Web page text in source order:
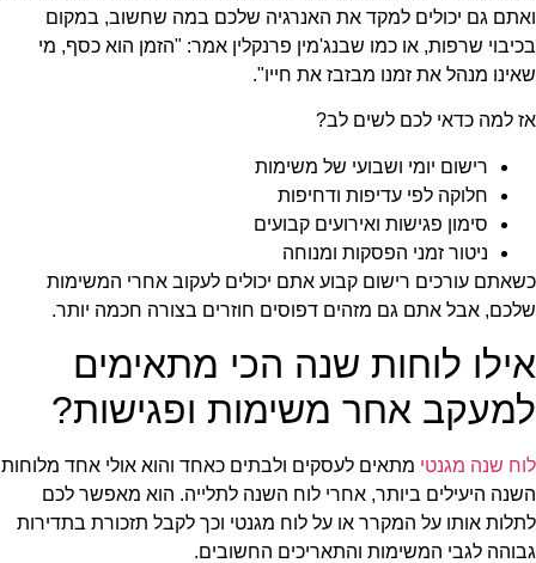
ואתם גם יכולים למקד את האנרגיה שלכם במה שחשוב, במקום
בכיבוי שרפות, או כמו שבנג'מין פרנקלין אמר: "הזמן הוא כסף, מי
שאינו מנהל את זמנו מבזבז את חייו".
אז למה כדאי לכם לשים לב?
רישום יומי ושבועי של משימות
חלוקה לפי עדיפות ודחיפות
סימון פגישות ואירועים קבועים
ניטור זמני הפסקות ומנוחה
כשאתם עורכים רישום קבוע אתם יכולים לעקוב אחרי המשימות
שלכם, אבל אתם גם מזהים דפוסים חוזרים בצורה חכמה יותר.
אילו לוחות שנה הכי מתאימים
למעקב אחר משימות ופגישות?
לוח שנה מגנטי מתאים לעסקים ולבתים כאחד והוא אולי אחד מלוחות
השנה היעילים ביותר, אחרי לוח השנה לתלייה. הוא מאפשר לכם
לתלות אותו על המקרר או על לוח מגנטי וכך לקבל תזכורת בתדירות
גבוהה לגבי המשימות והתאריכים החשובים.